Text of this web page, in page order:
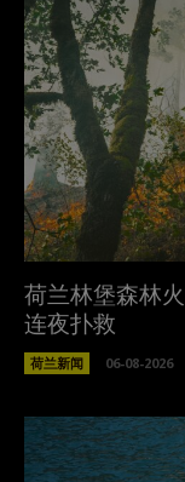
荷兰林堡森林
连夜扑救
荷兰新闻 06-08-2026